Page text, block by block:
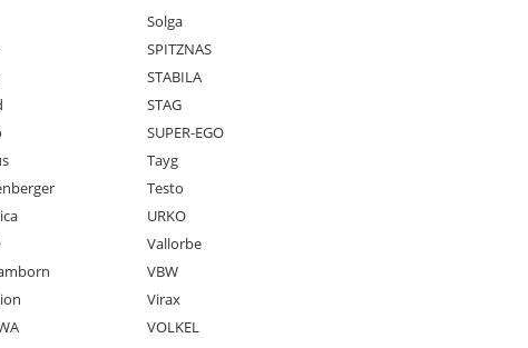
Solga
SPITZNAS
STABILA
STAG
SUPER-EGO
Tayg
Testo
URKO
Vallorbe
VBW
Virax
VOLKEL